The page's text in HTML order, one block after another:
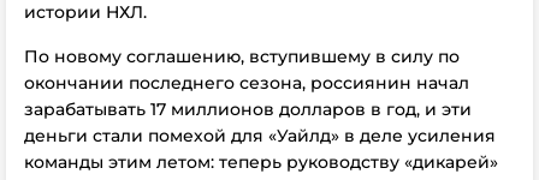
истории НХЛ.
По новому соглашению, вступившему в силу по
окончании последнего сезона, россиянин начал
зарабатывать 17 миллионов долларов в год, и эти
деньги стали помехой для «Уайлд» в деле усиления
команды этим летом: теперь руководству «дикарей»